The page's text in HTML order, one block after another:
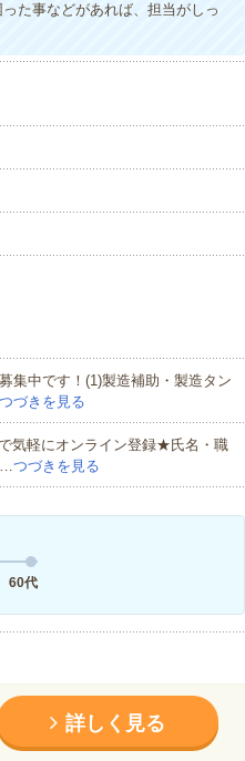
た事などがあれば、担当がしっ
中です！(1)製造補助・製造タン
つづきを見る
気軽にオンライン登録★氏名・職
…つづきを見る
60代
詳しく見る